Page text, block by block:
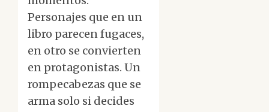
Personajes que en un
libro parecen fugaces,
en otro se convierten
en protagonistas. Un
rompecabezas que se
arma solo si decides